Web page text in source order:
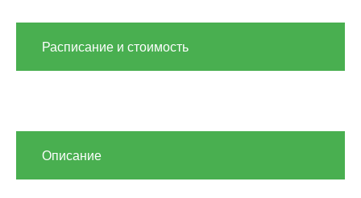
Расписание и стоимость
Описание